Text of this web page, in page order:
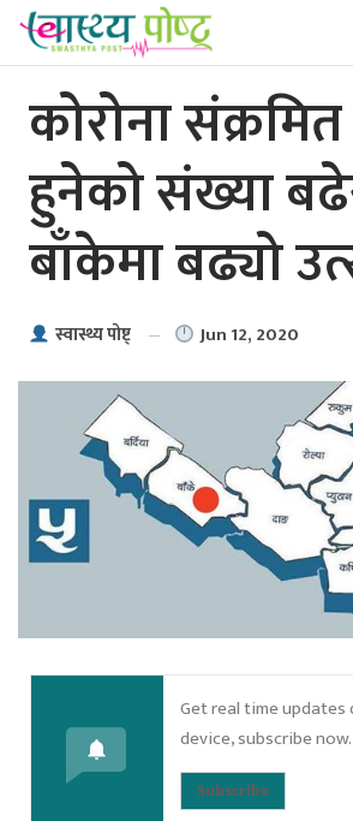
कोरोना
हुनेको संख्या
बाँकेमा बढ्यो
स्वास्थ्य पाेष्ट् Jun 12, 2020
Get real time
device, subscribe now.
Subscribe